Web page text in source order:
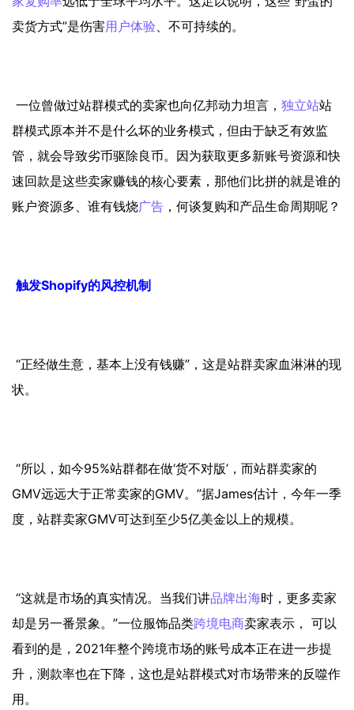
卖货方式”是伤害用户体验、不可持续的。
一位曾做过站群模式的卖家也向亿邦动力坦言， 独立站站
群模式原本并不是什么坏的业务模式，但由于缺乏有效监
管，就会导致劣币驱除良币。因为获取更多新账号资源和快
速回款是这些卖家赚钱的核心要素，那他们比拼的就是谁的
账户资源多、谁有钱烧广告 ，何谈复购和产品生命周期呢？
触发Shopify的风控机制
“正经做生意，基本上没有钱赚”，这是站群卖家血淋淋的现
状。
“所以，如今95%站群都在做‘货不对版’，而站群卖家的
GMV远远大于正常卖家的GMV。”据James估计，今年一季
度，站群卖家GMV可达到至少5亿美金以上的规模。
“这就是市场的真实情况。当我们讲品牌出海时，更多卖家
却是另一番景象。”一位服饰品类跨境电商卖家表示， 可以
看到的是，2021年整个跨境市场的账号成本正在进一步提
升，测款率也在下降，这也是站群模式对市场带来的反噬作
用。